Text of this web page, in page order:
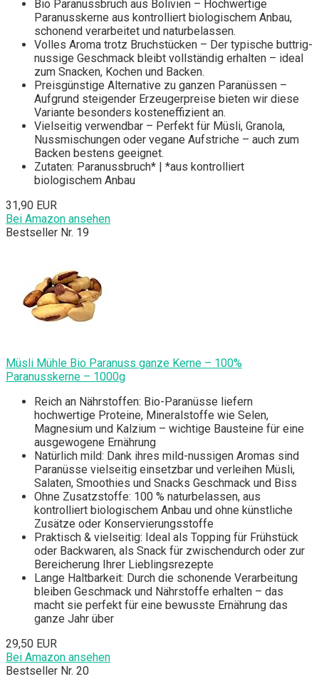
Bio Paranussbruch aus Bolivien – Hochwertige
Paranusskerne aus kontrolliert biologischem Anbau,
schonend verarbeitet und naturbelassen.
Volles Aroma trotz Bruchstücken – Der typische buttrig-
nussige Geschmack bleibt vollständig erhalten – ideal
zum Snacken, Kochen und Backen.
Preisgünstige Alternative zu ganzen Paranüssen –
Aufgrund steigender Erzeugerpreise bieten wir diese
Variante besonders kosteneffizient an.
Vielseitig verwendbar – Perfekt für Müsli, Granola,
Nussmischungen oder vegane Aufstriche – auch zum
Backen bestens geeignet.
Zutaten: Paranussbruch* | *aus kontrolliert
biologischem Anbau
31,90 EUR
Bei Amazon ansehen
Bestseller Nr. 19
Müsli Mühle Bio Paranuss ganze Kerne – 100%
Paranusskerne – 1000g
Reich an Nährstoffen: Bio-Paranüsse liefern
hochwertige Proteine, Mineralstoffe wie Selen,
Magnesium und Kalzium – wichtige Bausteine für eine
ausgewogene Ernährung
Natürlich mild: Dank ihres mild-nussigen Aromas sind
Paranüsse vielseitig einsetzbar und verleihen Müsli,
Salaten, Smoothies und Snacks Geschmack und Biss
Ohne Zusatzstoffe: 100 % naturbelassen, aus
kontrolliert biologischem Anbau und ohne künstliche
Zusätze oder Konservierungsstoffe
Praktisch & vielseitig: Ideal als Topping für Frühstück
oder Backwaren, als Snack für zwischendurch oder zur
Bereicherung Ihrer Lieblingsrezepte
Lange Haltbarkeit: Durch die schonende Verarbeitung
bleiben Geschmack und Nährstoffe erhalten – das
macht sie perfekt für eine bewusste Ernährung das
ganze Jahr über
29,50 EUR
Bei Amazon ansehen
Bestseller Nr. 20